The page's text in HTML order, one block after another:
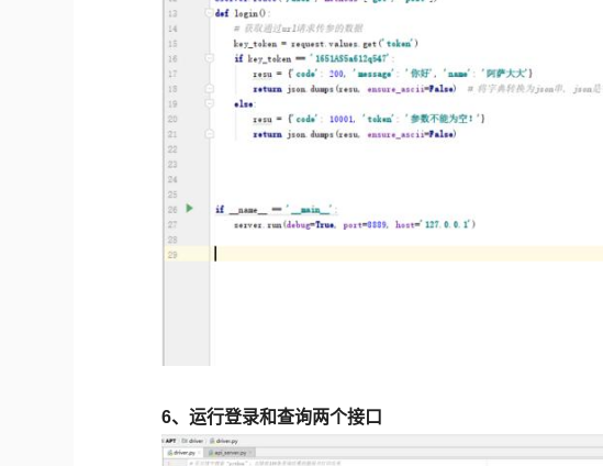
6、运行登录和查询两个接口